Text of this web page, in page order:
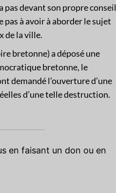
pas devant son propre conseil
pas à avoir à aborder le sujet
de la ville.
bretonne) a déposé une
bretonne, le
demandé l’ouverture d’une
d’une telle destruction.
en faisant un don ou en